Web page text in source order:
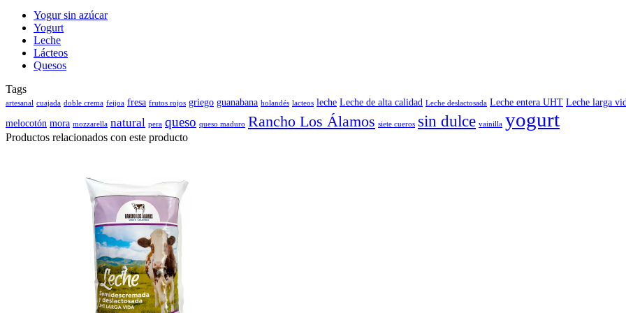
Yogur sin azúcar
Yogurt
Leche
Lácteos
Quesos
Tags
artesanal cuajada doble crema feijoa fresa frutos rojos griego guanabana holandés lacteos leche Leche de alta calidad Leche deslactosada Leche entera UHT Leche larga
melocotón mora mozzarella natural pera queso queso maduro Rancho Los Álamos siete cueros sin dulce vainilla yogurt
Productos relacionados con este producto